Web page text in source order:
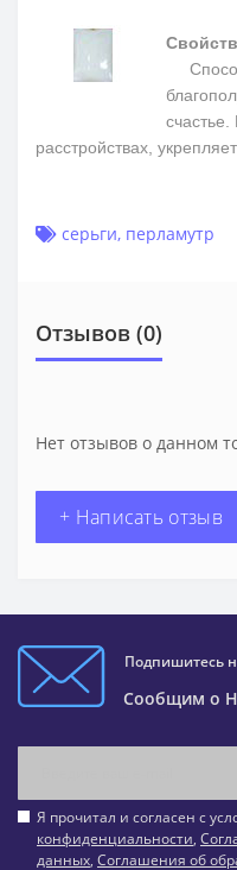
расстройствах,
серьги, перламутр
Отзывов (0)
Нет отзывов о данном
+ Написать отзыв
Подпишитесь
Сообщим о
Я прочитал и согласен с
конфиденциальности,
данных, Соглашения об